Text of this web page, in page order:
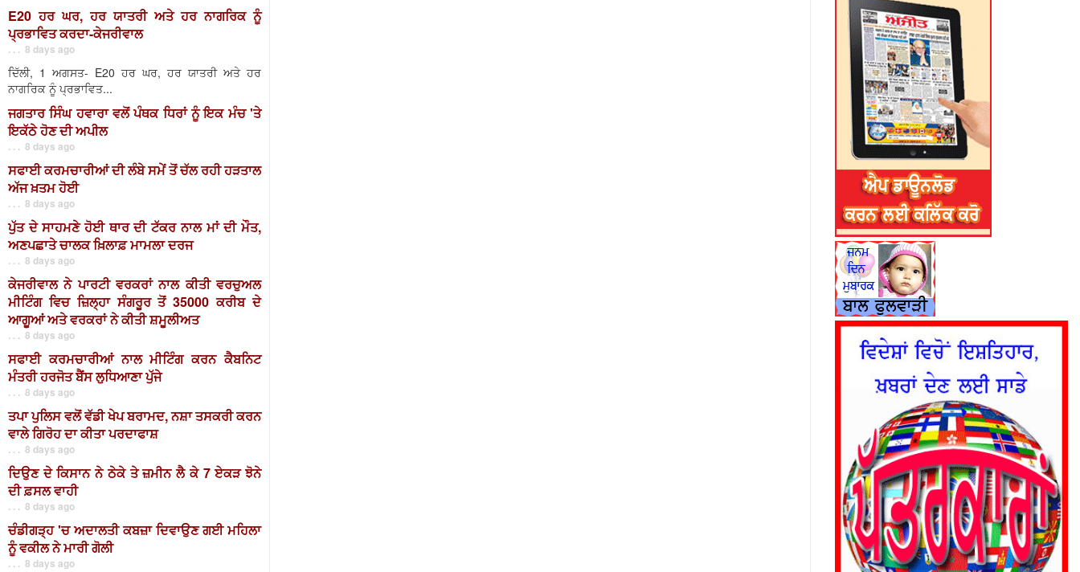
E20 ਹਰ ਘਰ, ਹਰ ਯਾਤਰੀ ਅਤੇ ਹਰ ਨਾਗਰਿਕ ਨੂੰ
ਪ੍ਰਭਾਵਿਤ ਕਰਦਾ-ਕੇਜਰੀਵਾਲ
. . . 8 days ago
ਦਿੱਲੀ, 1 ਅਗਸਤ- E20 ਹਰ ਘਰ, ਹਰ ਯਾਤਰੀ ਅਤੇ ਹਰ
ਨਾਗਰਿਕ ਨੂੰ ਪ੍ਰਭਾਵਿਤ...
ਜਗਤਾਰ ਸਿੰਘ ਹਵਾਰਾ ਵਲੋਂ ਪੰਥਕ ਧਿਰਾਂ ਨੂੰ ਇਕ ਮੰਚ 'ਤੇ
ਇਕੱਠੇ ਹੋਣ ਦੀ ਅਪੀਲ
. . . 8 days ago
ਸਫਾਈ ਕਰਮਚਾਰੀਆਂ ਦੀ ਲੰਬੇ ਸਮੇਂ ਤੋਂ ਚੱਲ ਰਹੀ ਹੜਤਾਲ
ਅੱਜ ਖ਼ਤਮ ਹੋਈ
. . . 8 days ago
ਪੁੱਤ ਦੇ ਸਾਹਮਣੇ ਹੋਈ ਥਾਰ ਦੀ ਟੱਕਰ ਨਾਲ ਮਾਂ ਦੀ ਮੌਤ,
ਅਣਪਛਾਤੇ ਚਾਲਕ ਖ਼ਿਲਾਫ਼ ਮਾਮਲਾ ਦਰਜ
. . . 8 days ago
ਕੇਜਰੀਵਾਲ ਨੇ ਪਾਰਟੀ ਵਰਕਰਾਂ ਨਾਲ ਕੀਤੀ ਵਰਚੁਅਲ
ਮੀਟਿੰਗ ਵਿਚ ਜ਼ਿਲ੍ਹਾ ਸੰਗਰੂਰ ਤੋਂ 35000 ਕਰੀਬ ਦੇ
ਆਗੂਆਂ ਅਤੇ ਵਰਕਰਾਂ ਨੇ ਕੀਤੀ ਸ਼ਮੂਲੀਅਤ
. . . 8 days ago
ਸਫਾਈ ਕਰਮਚਾਰੀਆਂ ਨਾਲ ਮੀਟਿੰਗ ਕਰਨ ਕੈਬਨਿਟ
ਮੰਤਰੀ ਹਰਜੋਤ ਬੈਂਸ ਲੁਧਿਆਣਾ ਪੁੱਜੇ
. . . 8 days ago
ਤਪਾ ਪੁਲਿਸ ਵਲੋਂ ਵੱਡੀ ਖੇਪ ਬਰਾਮਦ, ਨਸ਼ਾ ਤਸਕਰੀ ਕਰਨ
ਵਾਲੇ ਗਿਰੋਹ ਦਾ ਕੀਤਾ ਪਰਦਾਫਾਸ਼
. . . 8 days ago
ਦਿਉਣ ਦੇ ਕਿਸਾਨ ਨੇ ਠੇਕੇ ਤੇ ਜ਼ਮੀਨ ਲੈ ਕੇ 7 ਏਕੜ ਝੋਨੇ
ਦੀ ਫ਼ਸਲ ਵਾਹੀ
. . . 8 days ago
ਚੰਡੀਗੜ੍ਹ 'ਚ ਅਦਾਲਤੀ ਕਬਜ਼ਾ ਦਿਵਾਉਣ ਗਈ ਮਹਿਲਾ
ਨੂੰ ਵਕੀਲ ਨੇ ਮਾਰੀ ਗੋਲੀ
. . . 8 days ago